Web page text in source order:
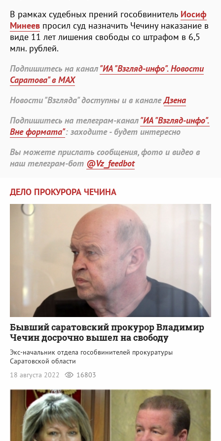
В рамках судебных прений гособвинитель Иосиф
Минеев просил суд назначить Чечину наказание в
виде 11 лет лишения свободы со штрафом в 6,5
млн. рублей.
Подпишитесь на канал"ИА "Взгляд-инфо". Новости
Саратова" в MAX
Новости "Взгляда" доступны и в каналеДзена
Подпишитесь на телеграм-канал"ИА "Взгляд-инфо".
Вне формата": заходите - будет интересно
Вы можете прислать сообщения, фото и видео в
наш телеграм-бот @Vz_feedbot
ДЕЛО ПРОКУРОРА ЧЕЧИНА
Бывший саратовский прокурор Владимир
Чечин досрочно вышел на свободу
Экс-начальник отдела гособвинителей прокуратуры
Саратовской области
18 августа 2022
16803